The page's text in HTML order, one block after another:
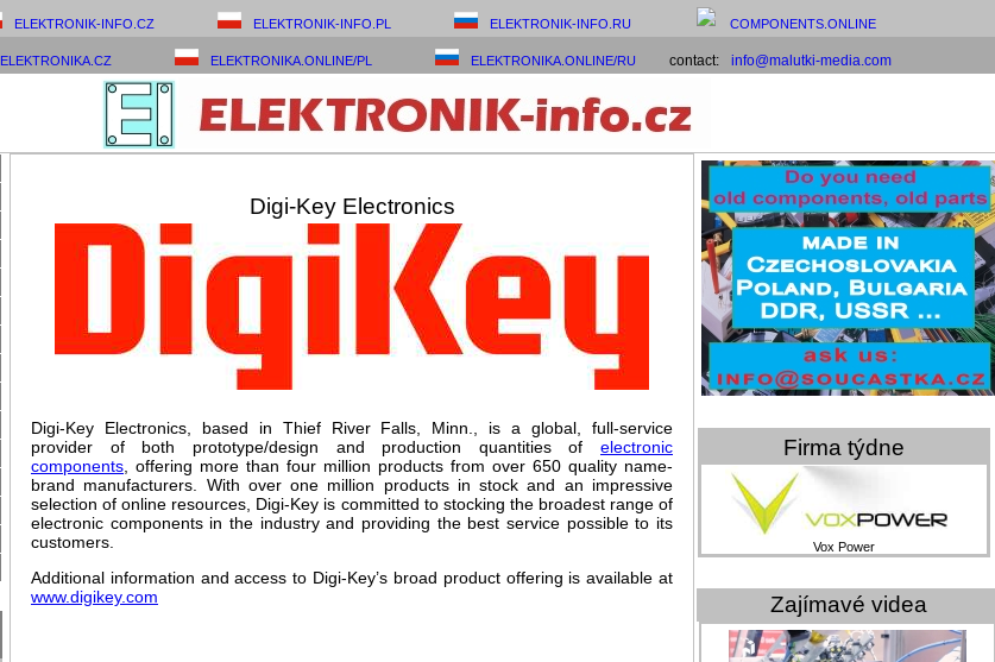
ELEKTRONIK-INFO.CZ ELEKTRONIK-INFO.PL ELEKTRONIK-INFO.RU COMPONENTS.ONLINE
ELEKTRONIKA.CZ ELEKTRONIKA.ONLINE/PL ELEKTRONIKA.ONLINE/RU contact: info@malutki-media.com
Digi-Key Electronics
Digi-Key Electronics, based in Thief River Falls, Minn., is a global, full-service
provider of both prototype/design and production quantities of electronic
components , offering more than four million products from over 650 quality name-
brand manufacturers. With over one million products in stock and an impressive
selection of online resources, Digi-Key is committed to stocking the broadest range of
electronic components in the industry and providing the best service possible to its
customers.
Additional information and access to Digi-Key’s broad product offering is available at
www.digikey.com
Firma týdne
Vox Power
Zajímavé videa